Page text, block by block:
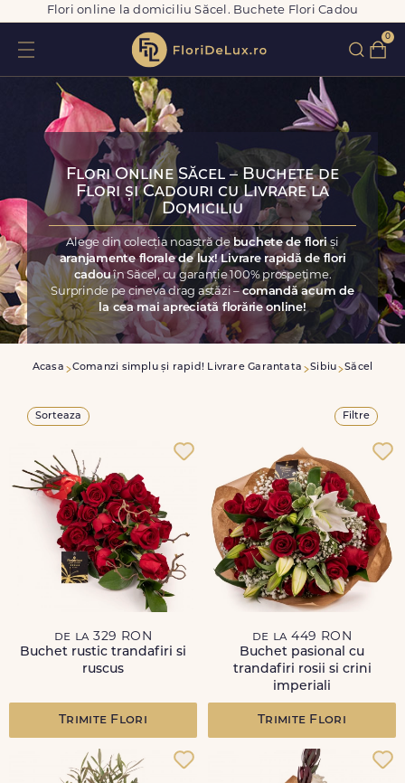
Flori online la domiciliu Săcel. Buchete Flori Cadou
0
Flori Online Săcel – Buchete de
Flori și Cadouri cu Livrare la
Domiciliu
Alege din colecția noastră de buchete de floriși
aranjamente florale de lux! Livrare rapidă de flori
cadouîn Săcel, cu garanție 100% prospețime.
Surprinde pe cineva drag astăzi –comandă acum de
la cea mai apreciată florărie online!
Acasa Comanzi simplu și rapid! Livrare Garantata Sibiu Săcel
Sorteaza Filtre
de la 329 RON
Buchet rustic trandafiri si
ruscus
Trimite Flori
de la 449 RON
Buchet pasional cu
trandafiri rosii si crini
imperiali
Trimite Flori